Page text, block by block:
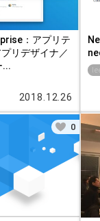
：アプリテ
リデザイナ／
...
2018.12.26
0